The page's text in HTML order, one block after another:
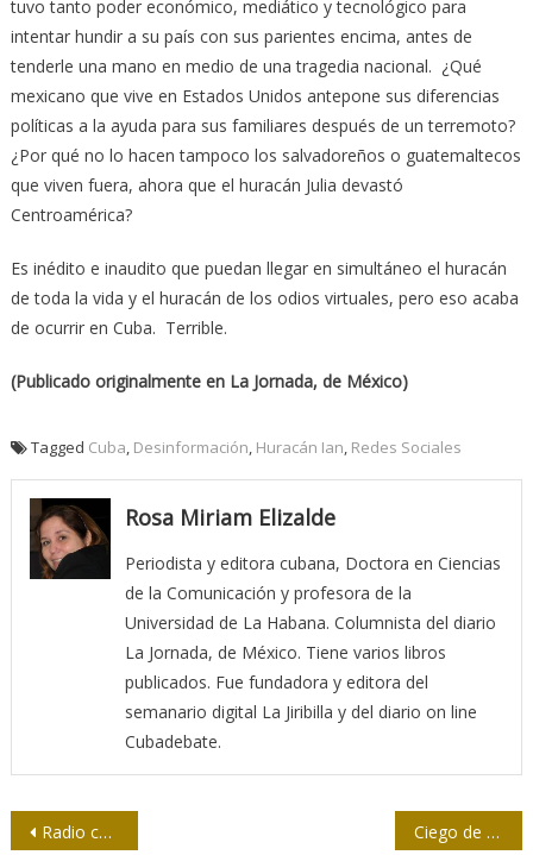
tuvo tanto poder económico, mediático y tecnológico para
intentar hundir a su país con sus parientes encima, antes de
tenderle una mano en medio de una tragedia nacional. ¿Qué
mexicano que vive en Estados Unidos antepone sus diferencias
políticas a la ayuda para sus familiares después de un terremoto?
¿Por qué no lo hacen tampoco los salvadoreños o guatemaltecos
que viven fuera, ahora que el huracán Julia devastó
Centroamérica?
Es inédito e inaudito que puedan llegar en simultáneo el huracán
de toda la vida y el huracán de los odios virtuales, pero eso acaba
de ocurrir en Cuba. Terrible.
(Publicado originalmente en La Jornada, de México)
Tagged Cuba, Desinformación, Huracán Ian, Redes Sociales
Rosa Miriam Elizalde
Periodista y editora cubana, Doctora en Ciencias
de la Comunicación y profesora de la
Universidad de La Habana. Columnista del diario
La Jornada, de México. Tiene varios libros
publicados. Fue fundadora y editora del
semanario digital La Jiribilla y del diario on line
Cubadebate.
Navegación
Radio comunitaria, un reto en los Desafíos… Ciego de Ávila: pasos hacia el XI Congreso de la UPEC